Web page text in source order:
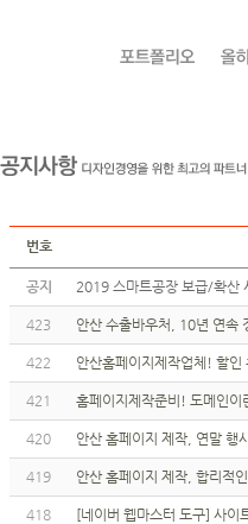
번호
공지 2019 스마트공장 보급/확
423 안산 수출바우처, 10년 연속
422 안산홈페이지제작업체! 할
421 홈페이지제작준비! 도메인이
420 안산 홈페이지 제작, 연말 행
419 안산 홈페이지 제작, 합리적
418 [네이버 웹마스터 도구] 사이